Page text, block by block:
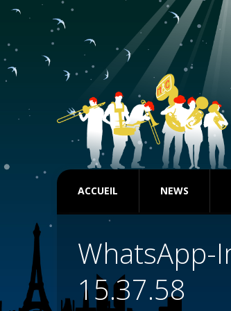
ACCUEIL NEWS
WhatsApp-
15.37.58